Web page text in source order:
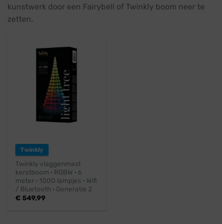
kunstwerk door een Fairybell of Twinkly boom neer te
zetten.
Twinkly
Twinkly vlaggenmast
kerstboom · RGBW · 6
meter · 1000 lampjes · Wifi
/ Bluetooth · Generatie 2
€ 549,99